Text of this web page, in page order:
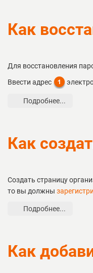
Как
Для восстановления
Ввести адрес
Подробнее...
Как
Создать страницу
то вы должны
Подробнее...
Как